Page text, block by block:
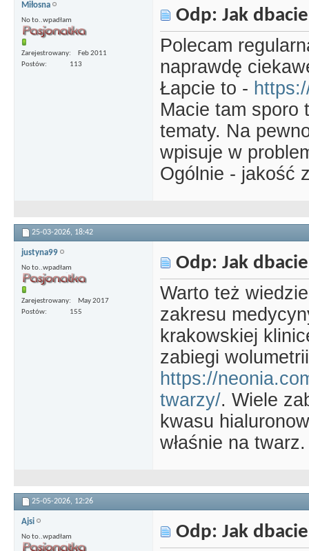
Miłosna
No to..wpadłam
Zarejestrowany
Feb 2011
Postów
113
Odp: Jak
Polecam
naprawdę
Łapcie to -
Macie tam sporo
tematy. Na
wpisuje w
Ogólnie - jakość
25-03-2026, 18:42
justyna99
No to..wpadłam
Zarejestrowany
May 2017
Postów
155
Odp: Jak
Warto też
zakresu
krakowskiej
zabiegi
https://
twarzy/. Wiele
kwasu
właśnie na twarz.
25-05-2026, 12:26
Ajsi
No to..wpadłam Odp: Jak